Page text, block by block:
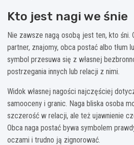
Kto jest nagi we śnie
Nie zawsze nagą osobą jest ten, kto śni.
partner, znajomy, obca postać albo tłum
symbol przesuwa się z własnej
postrzegania innych lub relacji z nimi.
Widok własnej nagości najczęściej
samooceny i granic. Naga bliska osoba
szczerość w relacji, ale też ujawnienie
Obca naga postać bywa symbolem
oczami i trudno ją zignorować.